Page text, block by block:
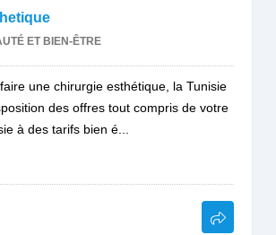
ET BIEN-ÊTRE
une chirurgie esthétique, la Tunisie
des offres tout compris de votre
à des tarifs bien é...